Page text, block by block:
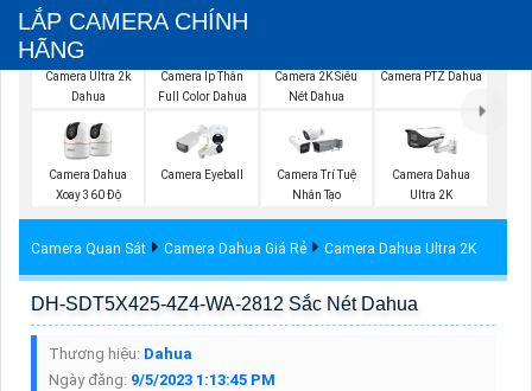
LẮP CAMERA CHÍNH
HÃNG
Camera Ultra 2k
Dahua
Camera Ip Thân
Full Color Dahua
Camera 2K Siêu
Nét Dahua
Camera PTZ Dahua
Camera Dahua
Xoay 360 Độ
Camera Eyeball
Camera Trí Tuệ
Nhân Tạo
Camera Dahua
Ultra 2K
Camera Quan Sát Camera Dahua Giá Rẻ Camera Dahua Ultra 2K
DH-SDT5X425-4Z4-WA-2812 Sắc Nét Dahua
Thương hiệu: Dahua
Ngày đăng: 9/5/2023 1:13:45 PM